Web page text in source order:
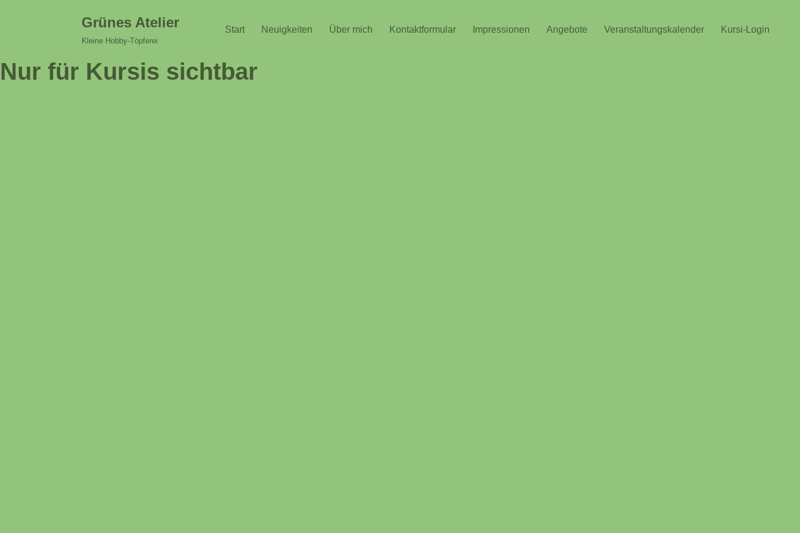
springen
Grünes Atelier
Kleine Hobby-Töpferei
Start Neuigkeiten Über mich Kontaktformular Impressionen Angebote Veranstaltungskalender Kursi-Login
Nur für Kursis sichtbar